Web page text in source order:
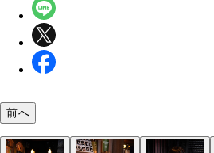
前へ